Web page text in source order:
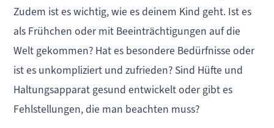
Zudem ist es wichtig, wie es deinem Kind geht. Ist es
als Frühchen oder mit Beeinträchtigungen auf die
Welt gekommen? Hat es besondere Bedürfnisse oder
ist es unkompliziert und zufrieden? Sind Hüfte und
Haltungsapparat gesund entwickelt oder gibt es
Fehlstellungen, die man beachten muss?